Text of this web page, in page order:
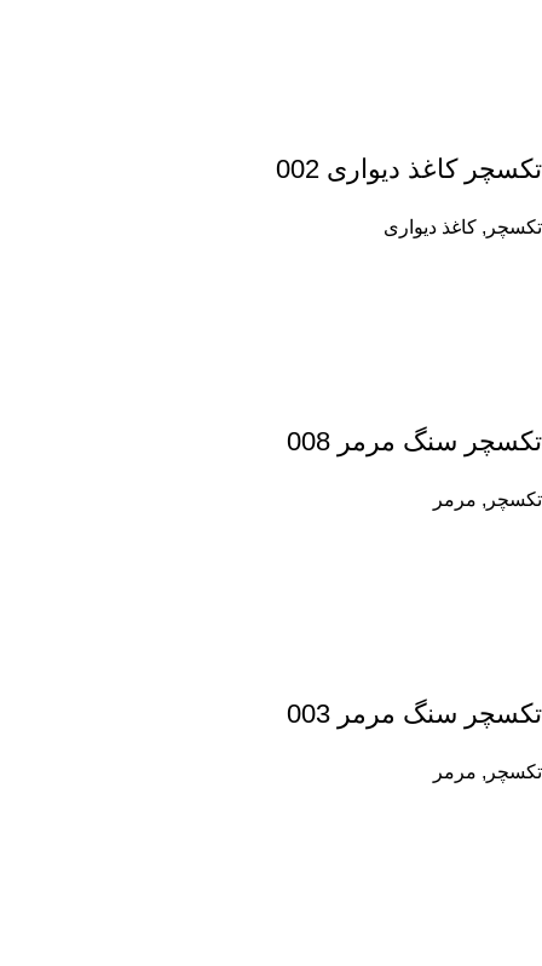
تکسچر کاغذ دیواری 002
تکسچر , کاغذ دیواری
تکسچر سنگ مرمر 008
تکسچر , مرمر
تکسچر سنگ مرمر 003
تکسچر , مرمر